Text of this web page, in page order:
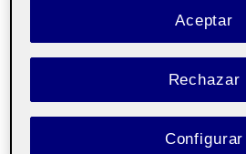
proyecto empezado des de 0,
definiendo una serie de
futuro producto. De aquí generé
me ayudó a que los conceptos de
tomaran forma.
A partir de aquí pude definir la
Rechazar
Aceptar
Configurar